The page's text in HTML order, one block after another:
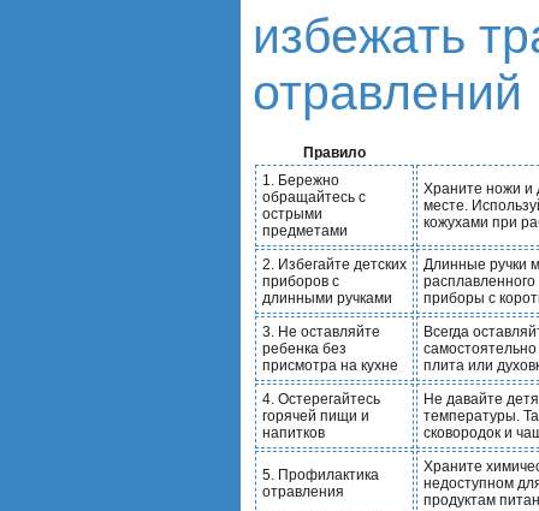
избежать
отравлений
Правило
1. Бережно
обращайтесь с
острыми
предметами
Храните ножи и
месте.
кожухами при
2. Избегайте детских
приборов с
длинными ручками
Длинные ручки
приборы с
3. Не оставляйте
ребенка без
присмотра на кухне
Всегда
плита или
4. Остерегайтесь
горячей пищи и
напитков
Не давайте
температуры.
сковородок и
5. Профилактика
отравления
Храните
недоступном
продуктам